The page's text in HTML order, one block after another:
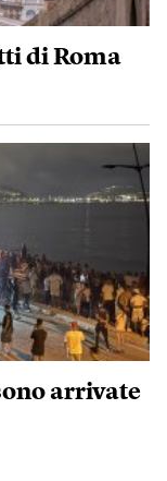
di Roma
arrivate